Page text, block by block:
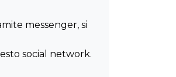
messenger, si
social network.